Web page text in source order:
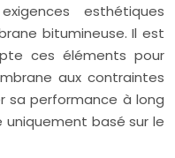
esthétiques
bitumineuse. Il est
ces éléments pour
aux contraintes
sa performance à long
basé sur le